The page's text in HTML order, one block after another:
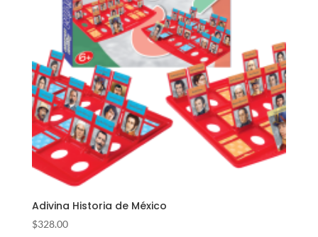
Adivina Historia de México
$328.00